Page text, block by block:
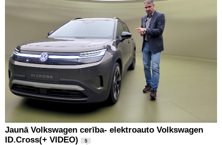
Jaunā Volkswagen cerība- elektroauto Volkswagen
ID.Cross(+ VIDEO)
5